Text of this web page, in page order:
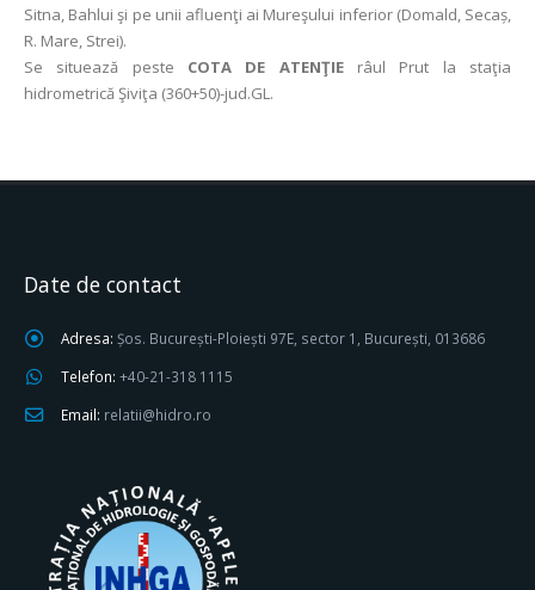
Sitna, Bahlui şi pe unii afluenţi ai Mureşului inferior (Domald, Secaș,
R. Mare, Strei).
Se situează peste COTA DE ATENŢIErâul Prut la staţia
hidrometrică Şiviţa (360+50)-jud.GL.
Date de contact
Adresa: Șos. București-Ploiești 97E, sector 1, București, 013686
Telefon: +40-21-318 1115
Email: relatii@hidro.ro